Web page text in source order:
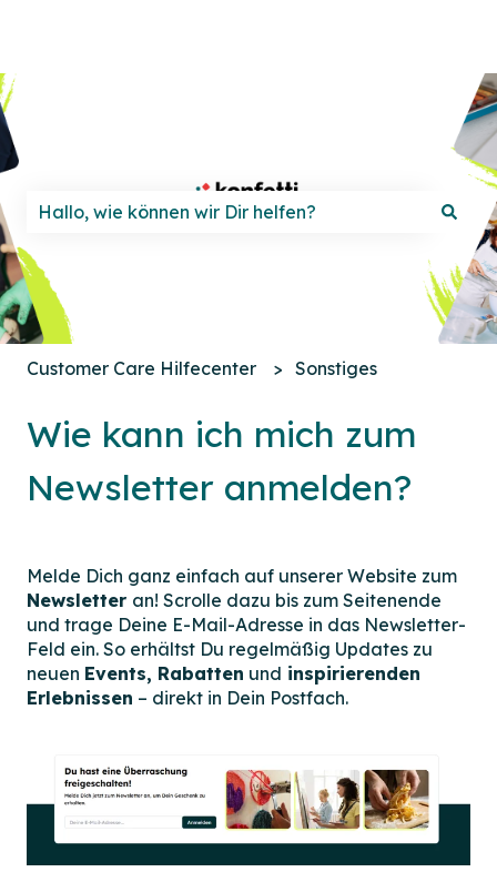
Es gibt keine Vorschläge, da das Suchfeld leer ist.
Customer Care Hilfecenter Sonstiges
Wie kann ich mich zum
Newsletter anmelden?
Melde Dich ganz einfach auf unserer Website zum
Newsletter an! Scrolle dazu bis zum Seitenende
und trage Deine E-Mail-Adresse in das Newsletter-
Feld ein. So erhältst Du regelmäßig Updates zu
neuen Events, Rabatten und inspirierenden
Erlebnissen – direkt in Dein Postfach.